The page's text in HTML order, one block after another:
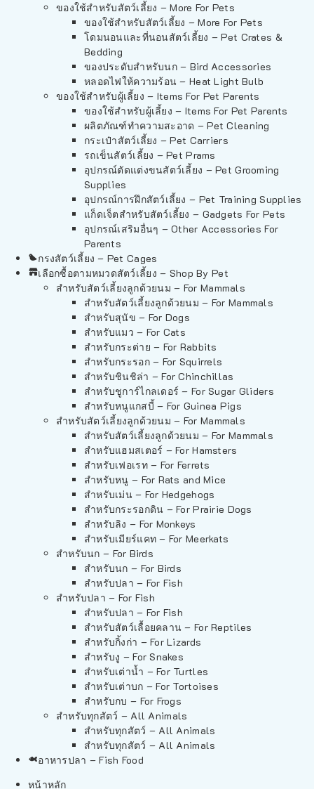
ของใช้สำหรับสัตว์เลี้ยง – More For Pets
ของใช้สำหรับสัตว์เลี้ยง – More For Pets
โดมนอนและที่นอนสัตว์เลี้ยง – Pet Crates &
Bedding
ของประดับสำหรับนก – Bird Accessories
หลอดไฟให้ความร้อน – Heat Light Bulb
ของใช้สำหรับผู้เลี้ยง – Items For Pet Parents
ของใช้สำหรับผู้เลี้ยง – Items For Pet Parents
ผลิตภัณฑ์ทำความสะอาด – Pet Cleaning
กระเป๋าสัตว์เลี้ยง – Pet Carriers
รถเข็นสัตว์เลี้ยง – Pet Prams
อุปกรณ์ตัดแต่งขนสัตว์เลี้ยง – Pet Grooming
Supplies
อุปกรณ์การฝึกสัตว์เลี้ยง – Pet Training Supplies
แก็ดเจ็ตสำหรับสัตว์เลี้ยง – Gadgets For Pets
อุปกรณ์เสริมอื่นๆ – Other Accessories For
Parents
กรงสัตว์เลี้ยง – Pet Cages
เลือกซื้อตามหมวดสัตว์เลี้ยง – Shop By Pet
สำหรับสัตว์เลี้ยงลูกด้วยนม – For Mammals
สำหรับสัตว์เลี้ยงลูกด้วยนม – For Mammals
สำหรับสุนัข – For Dogs
สำหรับแมว – For Cats
สำหรับกระต่าย – For Rabbits
สำหรับกระรอก – For Squirrels
สำหรับชินชิล่า – For Chinchillas
สำหรับชูการ์ไกลเดอร์ – For Sugar Gliders
สำหรับหนูแกสบี้ – For Guinea Pigs
สำหรับสัตว์เลี้ยงลูกด้วยนม – For Mammals
สำหรับสัตว์เลี้ยงลูกด้วยนม – For Mammals
สำหรับแฮมสเตอร์ – For Hamsters
สำหรับเฟอเรท – For Ferrets
สำหรับหนู – For Rats and Mice
สำหรับเม่น – For Hedgehogs
สำหรับกระรอกดิน – For Prairie Dogs
สำหรับลิง – For Monkeys
สำหรับเมียร์แคท – For Meerkats
สำหรับนก – For Birds
สำหรับนก – For Birds
สำหรับปลา – For Fish
สำหรับปลา – For Fish
สำหรับปลา – For Fish
สำหรับสัตว์เลื้อยคลาน – For Reptiles
สำหรับกิ้งก่า – For Lizards
สำหรับงู – For Snakes
สำหรับเต่าน้ำ – For Turtles
สำหรับเต่าบก – For Tortoises
สำหรับกบ – For Frogs
สำหรับทุกสัตว์ – All Animals
สำหรับทุกสัตว์ – All Animals
สำหรับทุกสัตว์ – All Animals
อาหารปลา – Fish Food
หน้าหลัก